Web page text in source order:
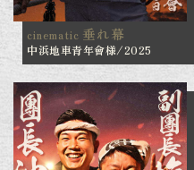
cinematic 垂れ幕
中浜地車青年會様/2025